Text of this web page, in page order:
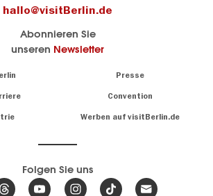
hallo@visitBerlin.de
Abonnieren Sie
unseren Newsletter
Presse
Convention
Werben auf visitBerlin.de
Folgen Sie uns